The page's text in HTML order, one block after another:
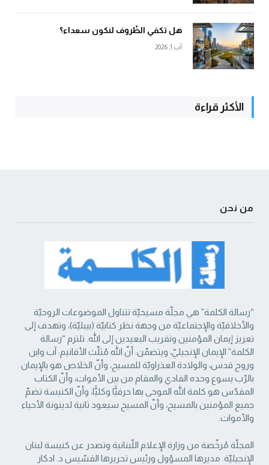
هل تكفي الظّروف لنكون سعداء؟
آب 1, 2026
الأكثر قراءة
من نحن
“رسالة الكلمة” هي مجلّة مسيحيّة تتناول الموضوعات الروحيّة
والأخلاقيّة والإجتماعيّة من ‏وجهة نظر كتابيّة (بيبليّة)، وتهدف إلى
تعزيز إيمان المؤمنين وتقريب البعيدين إلى الله. تلتزم “رسالة
‏الكلمة” الإيمان الإنجيليّ، ويتضمّن: أنّ الله مُثلّث الأقانيم: آب وابن
وروح قدس، والولادة العذراويّة ‏للمسيح، وأنّ الخلاص هو بالإيمان
بالرّب يسوع وحده الفادي والمقام من بين الأموات، وأنّ الكتاب
‏المقدّس هو كلمة الله الموحى بها حرفيًّا وكليًّا، وأنّ الكنيسة تضمّ
جميع المؤمنين بالمسيح، وأنّ المسيح ‏سيعود ثانية لدينونة الأحياء
والأموات. ‏
المجلّة مُرخّصة من وزارة الإعلام اللّبنانية وتصدر عن كنيسة لبنان
الإنجيليّة. مديرها المسؤول ‏ورئيس تحريرها القسّيس د. ادكار